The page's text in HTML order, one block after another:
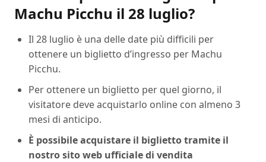
Machu Picchu il 28 luglio?
Il 28 luglio è una delle date più difficili per
ottenere un biglietto d’ingresso per Machu
Picchu.
Per ottenere un biglietto per quel giorno, il
visitatore deve acquistarlo online con almeno 3
mesi di anticipo.
È possibile acquistare il biglietto tramite il
nostro sito web ufficiale di vendita